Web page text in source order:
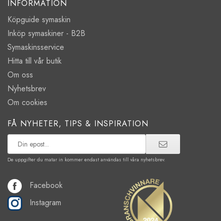
INFORMATION
Köpguide symaskin
Inköp symaskiner - B2B
Symaskinsservice
Hitta till vår butik
Om oss
Nyhetsbrev
Om cookies
FÅ NYHETER, TIPS & INSPIRATION
De uppgifter du matar in kommer endast användas till våra nyhetsbrev.
Facebook
Instagram